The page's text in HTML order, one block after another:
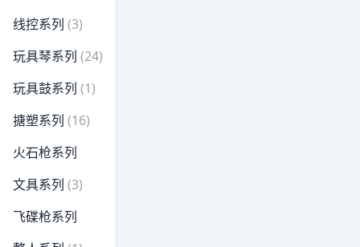
线控系列 (3)
玩具琴系列 (24)
玩具鼓系列 (1)
搪塑系列 (16)
火石枪系列
文具系列 (3)
飞碟枪系列